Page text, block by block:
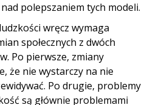
polepszaniem tych modeli.
wręcz wymaga
społecznych z dwóch
Po pierwsze, zmiany
że nie wystarczy na nie
Po drugie, problemy
są głównie problemami